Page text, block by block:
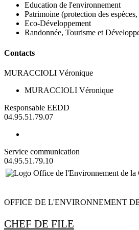
Education de l'environnement
Patrimoine (protection des
Eco-Développement
Randonnée, Tourisme et
Contacts
MURACCIOLI Véronique
MURACCIOLI Véronique
Responsable EEDD
04.95.51.79.07
Service communication
04.95.51.79.10
OFFICE DE L'ENVIRONNEMENT
CHEF DE FILE